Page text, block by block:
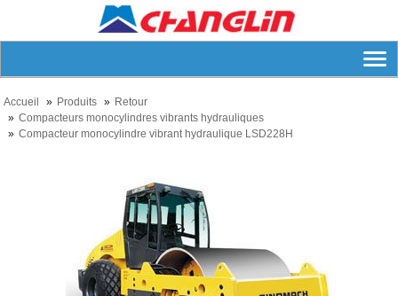
Accueil Produits
Retour
Compacteurs monocylindres vibrants hydrauliques
Compacteur monocylindre vibrant hydraulique LSD228H